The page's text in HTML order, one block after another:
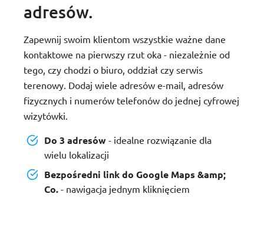
adresów.
Zapewnij swoim klientom wszystkie ważne dane
kontaktowe na pierwszy rzut oka - niezależnie od
tego, czy chodzi o biuro, oddział czy serwis
terenowy. Dodaj wiele adresów e-mail, adresów
fizycznych i numerów telefonów do jednej cyfrowej
wizytówki.
Do 3 adresów - idealne rozwiązanie dla
wielu lokalizacji
Bezpośredni link do Google Maps &amp;
Co. - nawigacja jednym kliknięciem